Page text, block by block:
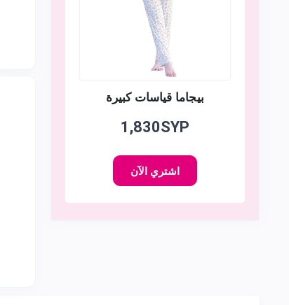
بيجاما قياسات كبيرة
1,830SYP
اشتري الآن